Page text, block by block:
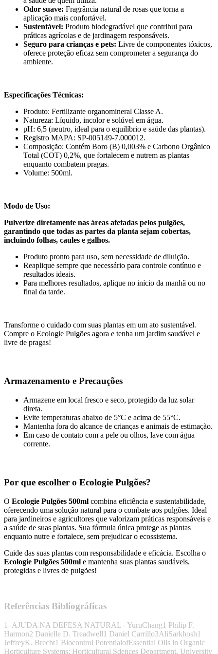
Odor suave: Fragrância natural de rosas que torna a
aplicação mais confortável.
Sustentável: Produto biodegradável que contribui para
práticas agrícolas e de jardinagem responsáveis.
Seguro para crianças e pets: Livre de componentes tóxicos,
oferece proteção eficaz sem comprometer a segurança do
ambiente.
Especificações Técnicas:
Produto: Fertilizante organomineral Classe A.
Natureza: Líquido, incolor e solúvel em água.
pH: 6,5 (neutro, ideal para o equilíbrio e saúde das plantas).
Registro MAPA: SP-005149-7.000012.
Composição: Contém Boro (B) 0,003% e Carbono Orgânico
Total (COT) 0,2%, que fortalecem e nutrem as plantas
enquanto combatem pragas.
Volume: 500ml.
Modo de Uso:
Pulverize diretamente nas áreas afetadas pelos pulgões,
garantindo que todas as partes da planta sejam cobertas,
incluindo folhas, caules e galhos.
Produto pronto para uso, sem necessidade de diluição.
Reaplique sempre que necessário para controle contínuo e
resultados ideais.
Para melhores resultados, aplique no início da manhã ou no
final da tarde.
Transforme o cuidado com suas plantas em um ato sustentável.
Compre o Ecologie Pulgões agora e tenha um jardim saudável e
livre de pragas!
Armazenamento e Precauções
Armazene em local fresco e seco, protegido da luz solar
direta.
Evite temperaturas abaixo de 5°C e acima de 55°C.
Mantenha fora do alcance de crianças e animais de estimação.
Em caso de contato com a pele ou olhos, lave com água
corrente.
Por que escolher o Ecologie Pulgões?
O Ecologie Pulgões 500ml combina eficiência e sustentabilidade,
oferecendo uma solução natural para o combate aos pulgões. Ideal
para jardineiros e agricultores que valorizam práticas responsáveis e
a saúde de suas plantas. Sua fórmula única protege as plantas
enquanto nutre e fortalece, sem prejudicar o ecossistema.
Cuide das suas plantas com responsabilidade e eficácia. Escolha o
Ecologie Pulgões 500ml e mantenha suas plantas saudáveis,
protegidas e livres de pulgões!
Referências Bibliográficas
1- AJUDA NA DEFESA NATURAL - YuruChang1 Philip F.
Harmon2 Danielle D. Treadwell1 Daniel Carrillo3AliSarkhosh1
JeffreyK. Brecht1 Biocontrol PotentialofEssential Oils in Organic
Horticulture Systems: Horticultural Sdences Department, University